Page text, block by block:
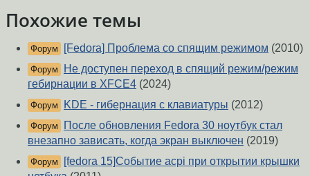
Похожие темы
Форум [Fedora] Проблема со спящим режимом (2010)
Форум
Не доступен переход в спящий режим/режим
гебирнации в XFCE4 (2024)
Форум KDE - гибернация с клавиатуры (2012)
Форум
После обновления Fedora 30 ноутбук стал
внезапно зависать, когда экран выключен (2019)
Форум
[fedora 15]Событие acpi при открытии крышки